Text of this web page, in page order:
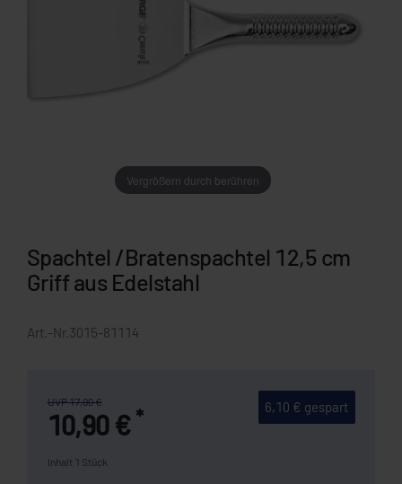
Vergrößern durch berühren
Spachtel /Bratenspachtel 12,5 cm
Griff aus Edelstahl
Art.-Nr. 3015-81114
6,10 € gespart
UVP 17,00 €
10,90 € *
Inhalt 1 Stück